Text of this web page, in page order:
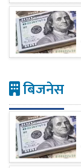
बिजनेस